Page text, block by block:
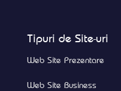
Tipuri de Site-uri
Web Site Prezentare
Web Site Business